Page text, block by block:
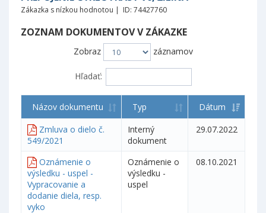
Zákazka s nízkou hodnotou | ID: 74427760
ZOZNAM DOKUMENTOV V ZÁKAZKE
Zobraz záznamov
Hľadať:
Názov dokumentu Typ
Dátum
Zmluva o dielo č.
549/2021
Interný
dokument
29.07.2022
Oznámenie o
výsledku - uspel -
Vypracovanie a
dodanie diela, resp.
vyko
Oznámenie o
výsledku -
uspel
08.10.2021